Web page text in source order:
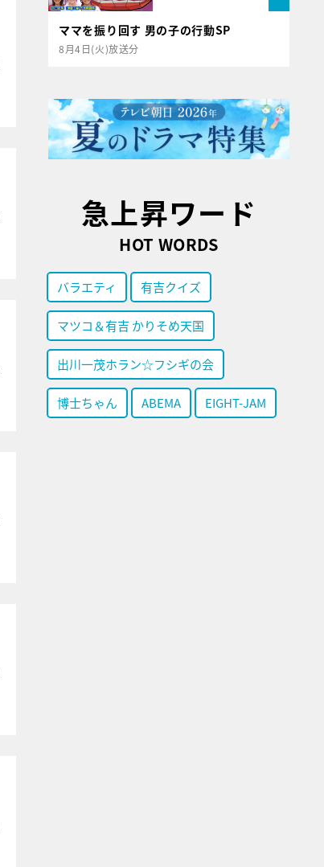
ママを振り回す 男の子の行動SP
8月4日(火)放送分
急上昇ワード
HOT WORDS
バラエティ 有吉クイズ
マツコ＆有吉 かりそめ天国
出川一茂ホラン☆フシギの会
博士ちゃん ABEMA EIGHT-JAM